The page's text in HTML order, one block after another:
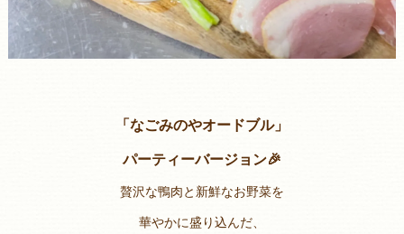
「なごみのやオードブル」
パーティーバージョン🎉
贅沢な鴨肉と新鮮なお野菜を
華やかに盛り込んだ、